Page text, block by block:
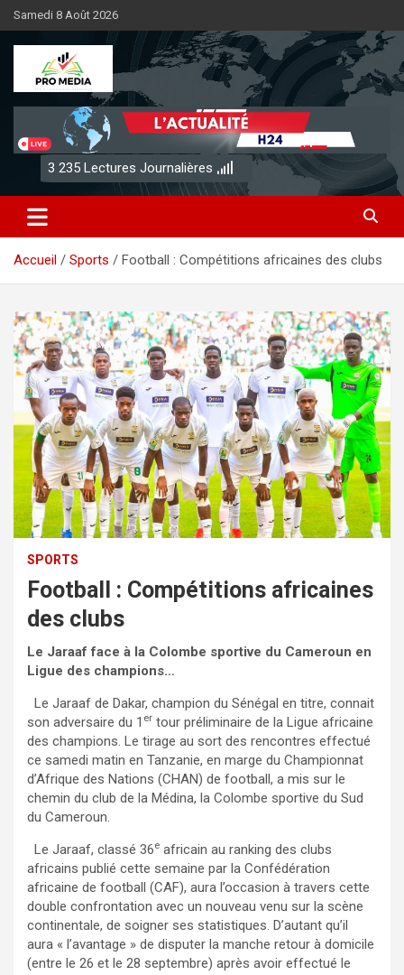
Aller
au
contenu
Samedi 8 Août 2026
Sénégal Promedia
3 235 Lectures Journalières
Accueil Sports Football : Compétitions africaines des clubs
SPORTS
Football : Compétitions africaines
des clubs
Le Jaraaf face à la Colombe sportive du Cameroun en
Ligue des champions…
Le Jaraaf de Dakar, champion du Sénégal en titre, connait
son adversaire du 1 er tour préliminaire de la Ligue africaine
des champions. Le tirage au sort des rencontres effectué
ce samedi matin en Tanzanie, en marge du Championnat
d’Afrique des Nations (CHAN) de football, a mis sur le
chemin du club de la Médina, la Colombe sportive du Sud
du Cameroun.
Le Jaraaf, classé 36e africain au ranking des clubs
africains publié cette semaine par la Confédération
africaine de football (CAF), aura l’occasion à travers cette
double confrontation avec un nouveau venu sur la scène
continentale, de soigner ses statistiques. D’autant qu’il
aura « l’avantage » de disputer la manche retour à domicile
(entre le 26 et le 28 septembre) après avoir effectué le